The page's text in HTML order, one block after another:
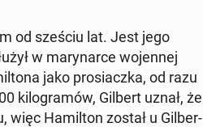
od sześciu lat. Jest jego
w ma­ry­nar­ce wo­jen­nej
jako pro­siacz­ka, od razu
ki­lo­gra­mów, Gilbert uznał, że
więc Ha­mil­ton został u Gil­ber­